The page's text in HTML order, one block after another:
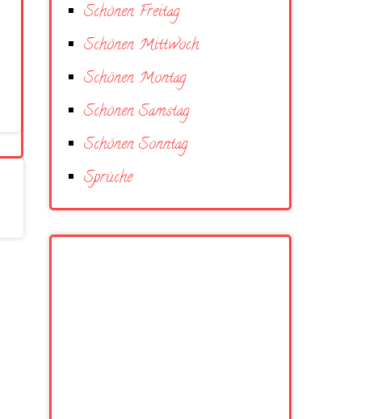
Schönen Freitag
Schönen Mittwoch
Schönen Montag
Schönen Samstag
Schönen Sonntag
Sprüche